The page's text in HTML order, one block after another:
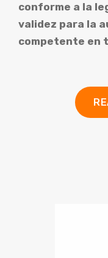
conforme a la
validez para la
competente en